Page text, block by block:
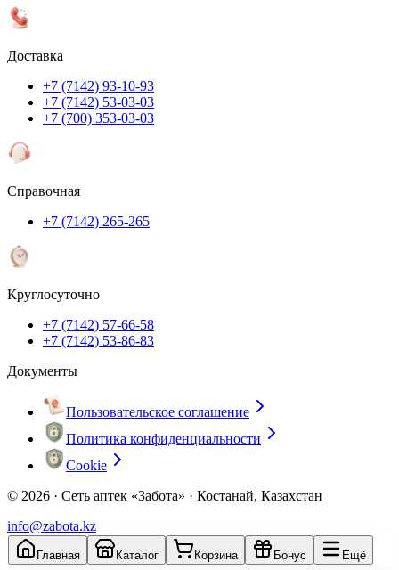
Доставка
+7 (7142) 93-10-93
+7 (7142) 53-03-03
+7 (700) 353-03-03
Справочная
+7 (7142) 265-265
Круглосуточно
+7 (7142) 57-66-58
+7 (7142) 53-86-83
Документы
Пользовательское соглашение
Политика конфиденциальности
Cookie
© 2026 · Сеть аптек «Забота» · Костанай, Казахстан
info@zabota.kz
Главная Каталог Корзина Бонус Ещё